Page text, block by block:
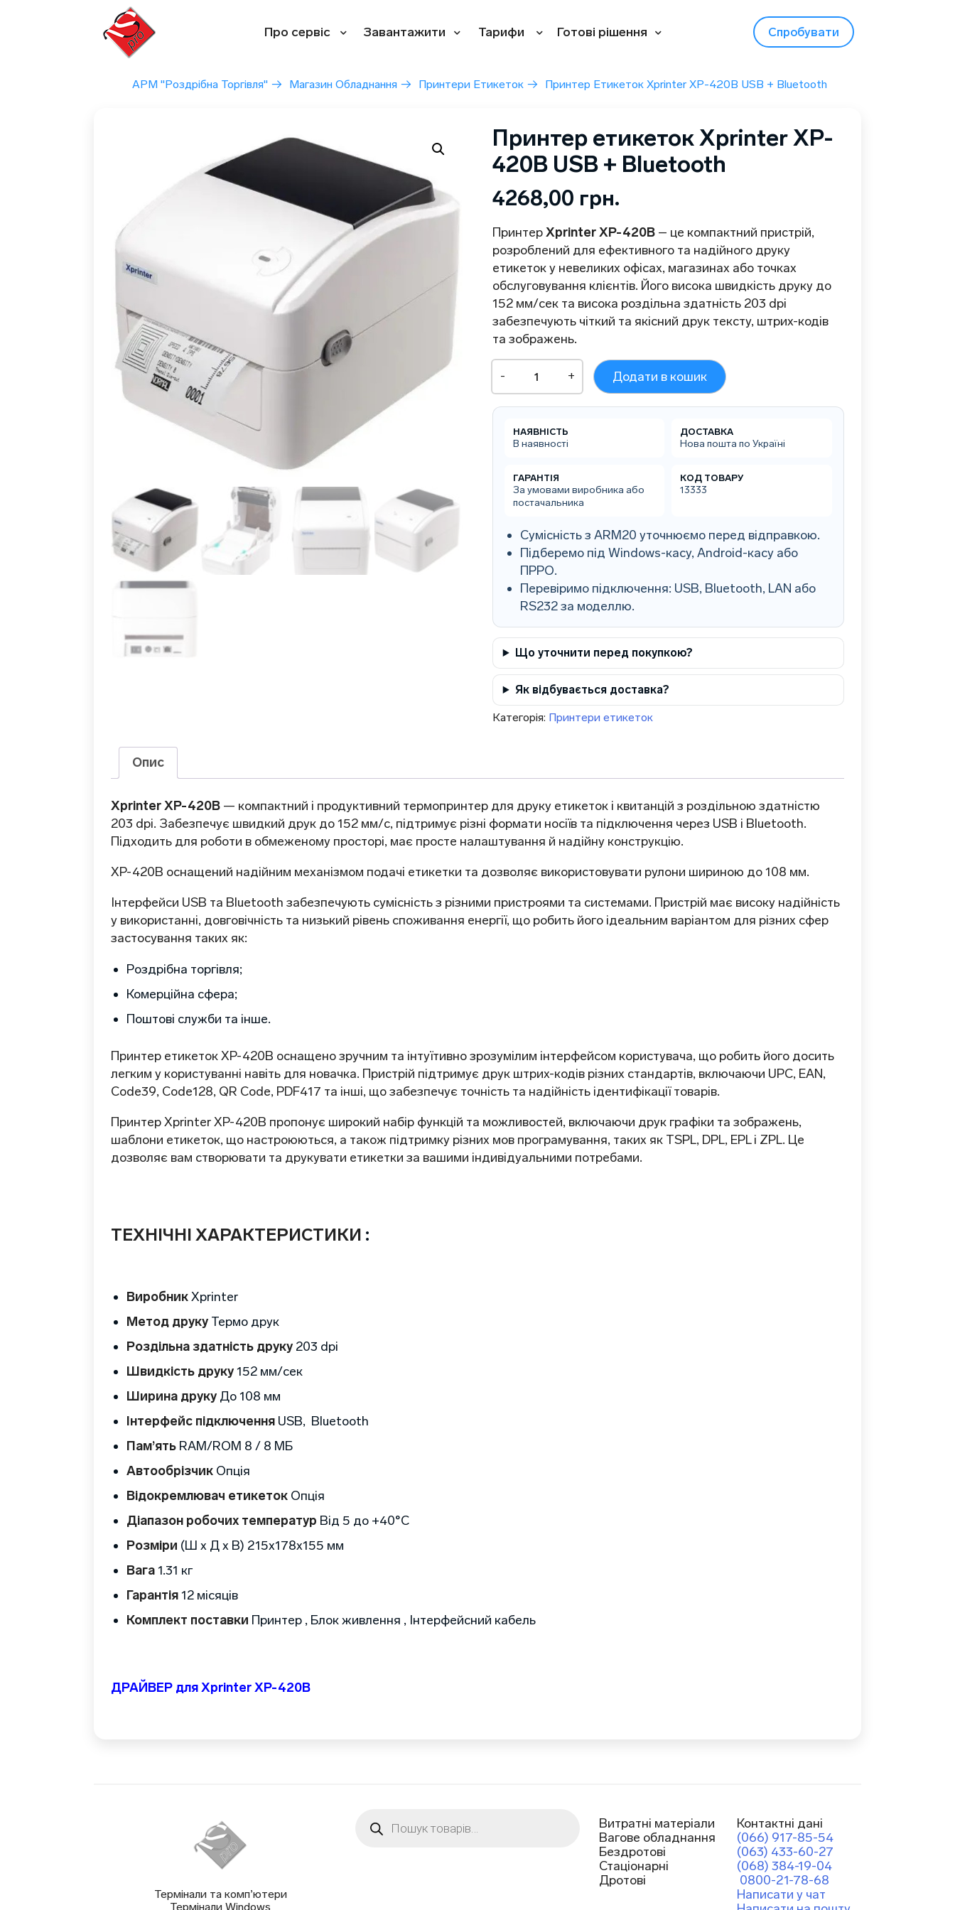
Про сервіс Завантажити Тарифи Готові рішення Спробувати
АРМ "Роздрібна Торгівля" → Магазин Обладнання → Принтери Етикеток → Принтер Етикеток Xprinter XP-420B USB + Bluetooth
Принтер етикеток Xprinter XP-
420B USB + Bluetooth
4268,00 грн.
ПринтерXprinter XP-420B– це компактний пристрій,
розроблений для ефективного та надійного друку
етикеток у невеликих офісах, магазинах або точках
обслуговування клієнтів. Його висока швидкість друку до
152 мм/сек та висока роздільна здатність 203 dpi
забезпечують чіткий та якісний друк тексту, штрих-кодів
та зображень.
Принтер
етикеток
Xprinter
XP-
USB
кількість
- + Додати в кошик
НАЯВНІСТЬ
В наявності
ДОСТАВКА
Нова пошта по Україні
ГАРАНТІЯ
За умовами виробника або
постачальника
КОД ТОВАРУ
13333
Сумісність з ARM20 уточнюємо перед відправкою.
Підберемо під Windows-касу, Android-касу або
ПРРО.
Перевіримо підключення: USB, Bluetooth, LAN або
RS232 за моделлю.
Що уточнити перед покупкою?
Як відбувається доставка?
Категорія: Принтери етикеток
Опис
Xprinter XP-420B — компактний і продуктивний термопринтер для друку етикеток і квитанцій з роздільною здатністю
203 dpi. Забезпечує швидкий друк до 152 мм/с, підтримує різні формати носіїв та підключення через USB і Bluetooth.
Підходить для роботи в обмеженому просторі, має просте налаштування й надійну конструкцію.
XP-420B оснащений надійним механізмом подачі етикетки та дозволяє використовувати рулони шириною до 108 мм.
Інтерфейси USB та Bluetooth забезпечують сумісність з різними пристроями та системами. Пристрій має високу надійність
у використанні, довговічність та низький рівень споживання енергії, що робить його ідеальним варіантом для різних сфер
застосування таких як:
Роздрібна торгівля;
Комерційна сфера;
Поштові служби та інше.
Принтер етикеток XP-420B оснащено зручним та інтуїтивно зрозумілим інтерфейсом користувача, що робить його досить
легким у користуванні навіть для новачка. Пристрій підтримує друк штрих-кодів різних стандартів, включаючи UPC, EAN,
Code39, Code128, QR Code, PDF417 та інші, що забезпечує точність та надійність ідентифікації товарів.
Принтер Xprinter XP-420B пропонує широкий набір функцій та можливостей, включаючи друк графіки та зображень,
шаблони етикеток, що настроюються, а також підтримку різних мов програмування, таких як TSPL, DPL, EPL і ZPL. Це
дозволяє вам створювати та друкувати етикетки за вашими індивідуальними потребами.
ТЕХНІЧНІ ХАРАКТЕРИСТИКИ :
ВиробникXprinter
Метод друкуТермо друк
Роздільна здатність друку203 dpi
Швидкість друку152 мм/сек
Ширина друкуДо 108 мм
Інтерфейс підключенняUSB, Bluetooth
Пам’ятьRAM/ROM 8 / 8 МБ
АвтообрізчикОпція
Відокремлювач етикетокОпція
Діапазон робочих температур Від 5 до +40°C
Розміри (Ш х Д х В) 215x178x155 мм
Вага1.31 кг
Гарантія12 місяців
Комплект поставки Принтер , Блок живлення , Інтерфейсний кабель
ДРАЙВЕР для Xprinter XP-420B
Термінали та комп’ютери
Термінали Windows
товарів
Витратні матеріали
Вагове обладнання
Бездротові
Стаціонарні
Дротові
Контактні дані
(066) 917-85-54
(063) 433-60-27
(068) 384-19-04
0800-21-78-68
Написати у чат